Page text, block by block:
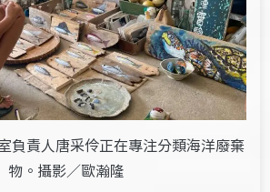
負責人唐采伶正在專注分類海洋廢棄
物。攝影／歐瀚隆